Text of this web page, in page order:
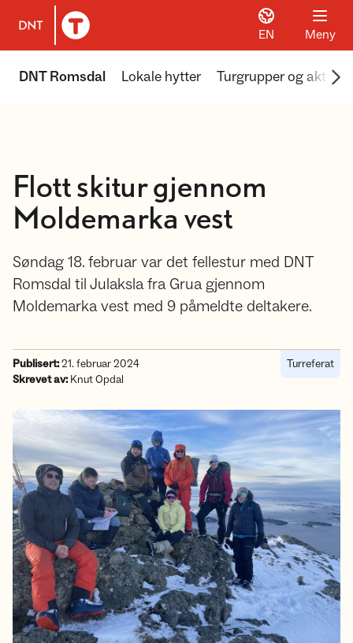
Til DNT.no forside
EN Meny
DNT Romsdal Lokale hytter Turgrupper og
Flott skitur gjennom
Moldemarka vest
Søndag 18. februar var det fellestur med DNT
Romsdal til Julaksla fra Grua gjennom
Moldemarka vest med 9 påmeldte deltakere.
Publisert:21. februar 2024
Skrevet av:Knut Opdal
Turreferat